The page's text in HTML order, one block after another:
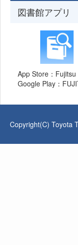
図書館アプリ
App Store：Fujitsu
Google Play：
Copyright(C) Toyota